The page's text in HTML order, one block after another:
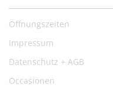
Öffnungszeiten
Impressum
Datenschutz + AGB
Occasionen